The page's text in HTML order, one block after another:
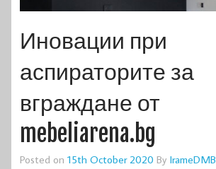
Иновации при
аспираторите за
вграждане от
mebeliarena.bg
Posted on 15th October 2020 By IrameDMB